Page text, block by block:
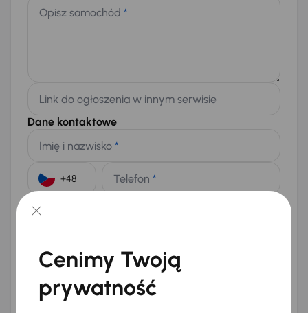
Opisz samochód *
Link do ogłoszenia w innym serwisie
Dane kontaktowe
Imię i nazwisko *
Telefon *
E-mail
Na numer telefonu (opcjonalnie)
Wyślij zapytanie
Cenimy Twoją
prywatność